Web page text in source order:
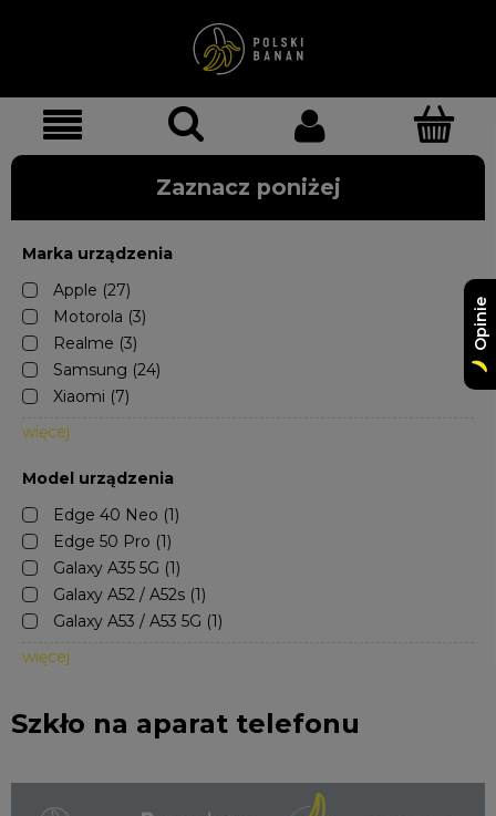
Zaznacz poniżej
Marka urządzenia
Apple (27)
Motorola (3)
Realme (3)
Samsung (24)
Xiaomi (7)
więcej
Model urządzenia
Edge 40 Neo (1)
Edge 50 Pro (1)
Galaxy A35 5G (1)
Galaxy A52 / A52s (1)
Galaxy A53 / A53 5G (1)
więcej
Szkło na aparat telefonu
Opinie